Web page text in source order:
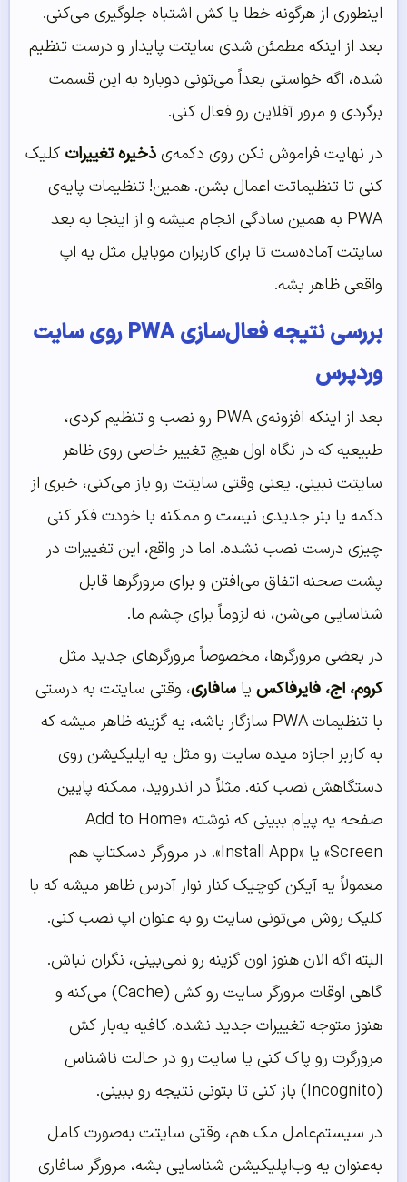
اینطوری از هرگونه خطا یا کش اشتباه جلوگیری می‌کنی.
بعد از اینکه مطمئن شدی سایتت پایدار و درست تنظیم
شده، اگه خواستی بعداً می‌تونی دوباره به این قسمت
برگردی و مرور آفلاین رو فعال کنی.
در نهایت فراموش نکن روی دکمه‌یذخیره تغییرات کلیک
کنی تا تنظیماتت اعمال بشن. همین! تنظیمات پایه‌ی
PWA به همین سادگی انجام میشه و از اینجا به بعد
سایتت آماده‌ست تا برای کاربران موبایل مثل یه اپ
واقعی ظاهر بشه.
بررسی نتیجه فعال‌سازی PWA روی سایت
وردپرس
بعد از اینکه افزونه‌ی PWA رو نصب و تنظیم کردی،
طبیعیه که در نگاه اول هیچ تغییر خاصی روی ظاهر
سایتت نبینی. یعنی وقتی سایتت رو باز می‌کنی، خبری از
دکمه یا بنر جدیدی نیست و ممکنه با خودت فکر کنی
چیزی درست نصب نشده. اما در واقع، این تغییرات در
پشت صحنه اتفاق می‌افتن و برای مرورگرها قابل
شناسایی می‌شن، نه لزوماً برای چشم ما.
در بعضی مرورگرها، مخصوصاً مرورگرهای جدید مثل
کروم، اج، فایرفاکس یا سافاری، وقتی سایتت به درستی
با تنظیمات PWA سازگار باشه، یه گزینه ظاهر میشه که
به کاربر اجازه میده سایت رو مثل یه اپلیکیشن روی
دستگاهش نصب کنه. مثلاً در اندروید، ممکنه پایین
صفحه یه پیام ببینی که نوشته «Add to Home
Screen» یا «Install App». در مرورگر دسکتاپ هم
معمولاً یه آیکن کوچیک کنار نوار آدرس ظاهر میشه که با
کلیک روش می‌تونی سایت رو به عنوان اپ نصب کنی.
البته اگه الان هنوز اون گزینه رو نمی‌بینی، نگران نباش.
گاهی اوقات مرورگر سایت رو کش (Cache) می‌کنه و
هنوز متوجه تغییرات جدید نشده. کافیه یه‌بار کش
مرورگرت رو پاک کنی یا سایت رو در حالت ناشناس
(Incognito) باز کنی تا بتونی نتیجه رو ببینی.
در سیستم‌عامل مک هم، وقتی سایتت به‌صورت کامل
به‌عنوان یه وب‌اپلیکیشن شناسایی بشه، مرورگر سافاری